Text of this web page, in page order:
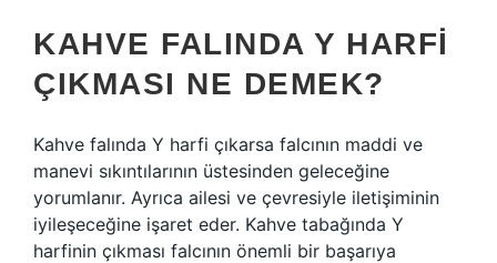
KAHVE FALINDA Y HARFI
ÇIKMASI NE DEMEK?
Kahve falında Y harfi çıkarsa falcının maddi ve
manevi sıkıntılarının üstesinden geleceğine
yorumlanır. Ayrıca ailesi ve çevresiyle iletişiminin
iyileşeceğine işaret eder. Kahve tabağında Y
harfinin çıkması falcının önemli bir başarıya